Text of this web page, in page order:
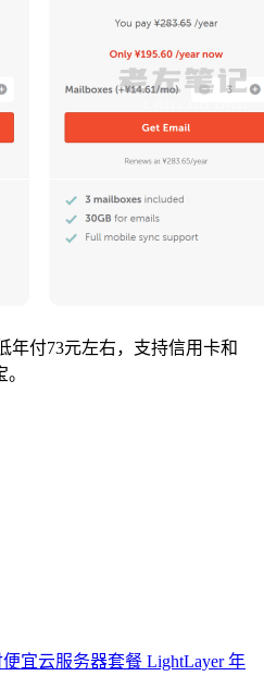
年付73元左右，支持信用卡和
宜云服务器套餐 LightLayer 年